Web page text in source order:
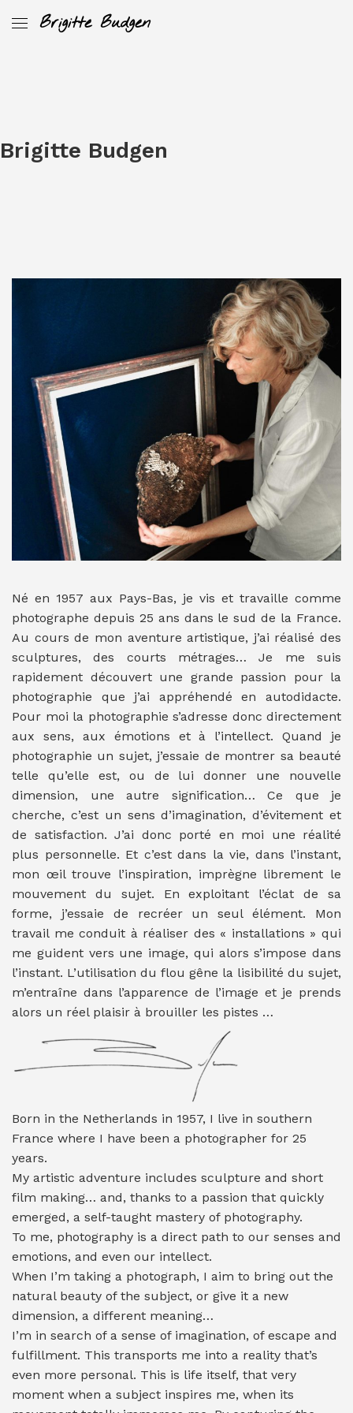
Brigitte Budgen
Brigitte Budgen
Né en 1957 aux Pays-Bas, je vis et travaille comme
photographe depuis 25 ans dans le sud de la France.
Au cours de mon aventure artistique, j’ai réalisé des
sculptures, des courts métrages… Je me suis
rapidement découvert une grande passion pour la
photographie que j’ai appréhendé en autodidacte.
Pour moi la photographie s’adresse donc directement
aux sens, aux émotions et à l’intellect. Quand je
photographie un sujet, j’essaie de montrer sa beauté
telle qu’elle est, ou de lui donner une nouvelle
dimension, une autre signification… Ce que je
cherche, c’est un sens d’imagination, d’évitement et
de satisfaction. J’ai donc porté en moi une réalité
plus personnelle. Et c’est dans la vie, dans l’instant,
mon œil trouve l’inspiration, imprègne librement le
mouvement du sujet. En exploitant l’éclat de sa
forme, j’essaie de recréer un seul élément. Mon
travail me conduit à réaliser des « installations » qui
me guident vers une image, qui alors s’impose dans
l’instant. L’utilisation du flou gêne la lisibilité du sujet,
m’entraîne dans l’apparence de l’image et je prends
alors un réel plaisir à brouiller les pistes …
Born in the Netherlands in 1957, I live in southern
France where I have been a photographer for 25
years.
My artistic adventure includes sculpture and short
film making… and, thanks to a passion that quickly
emerged, a self-taught mastery of photography.
To me, photography is a direct path to our senses and
emotions, and even our intellect.
When I’m taking a photograph, I aim to bring out the
natural beauty of the subject, or give it a new
dimension, a different meaning…
I’m in search of a sense of imagination, of escape and
fulfillment. This transports me into a reality that’s
even more personal. This is life itself, that very
moment when a subject inspires me, when its